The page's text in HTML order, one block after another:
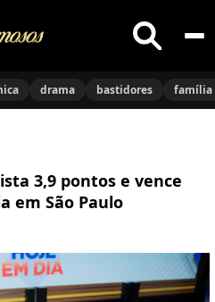
Buscar
no
drama bastidores família
3,9 pontos e vence
em São Paulo